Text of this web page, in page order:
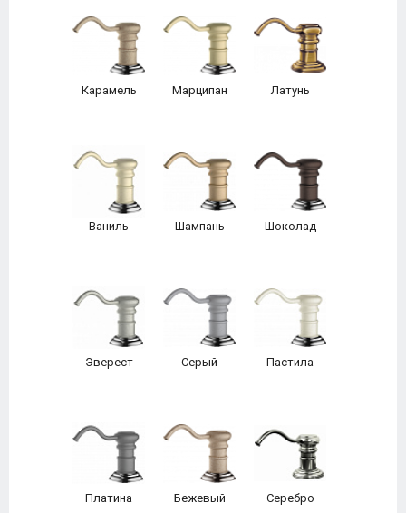
Карамель Марципан Латунь
Ваниль Шампань Шоколад
Эверест Серый Пастила
Платина Бежевый Серебро